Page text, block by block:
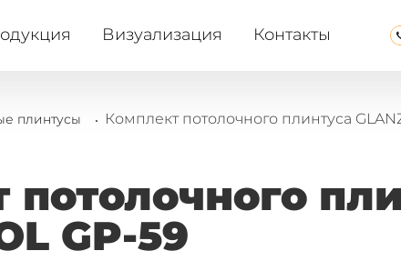
Визуализация Контакты
плинтусы . Комплект потолочного плинтуса
GP-59